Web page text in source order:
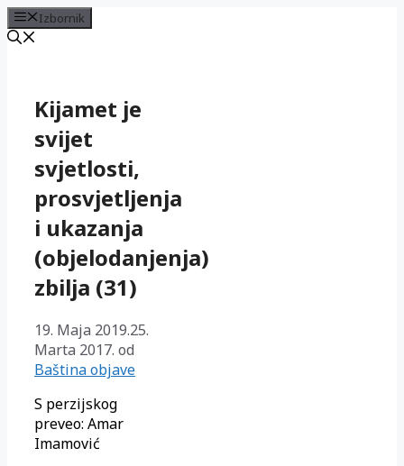
Izbornik
sadržajKijamet je
svijet
svjetlosti,
prosvjetljenja
i ukazanja
(objelodanjenja)
zbilja (31)
19. Maja 2019.25.
Marta 2017. od
Baština objave
S perzijskog
preveo: Amar
Imamović